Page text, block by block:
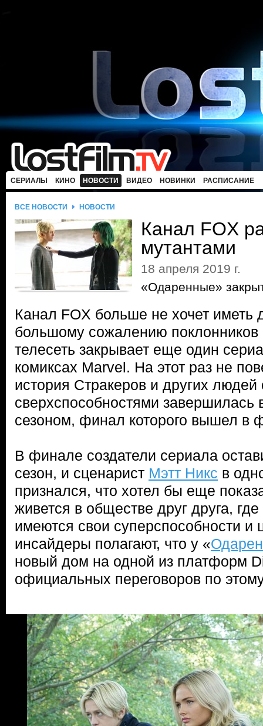
СЕРИАЛЫ КИНО НОВОСТИ ВИДЕО НОВИНКИ РАСПИСАНИЕ
ВСЕ НОВОСТИ НОВОСТИ
Канал FOX
мутантами
18 апреля 2019 г.
«Одаренные»
Канал FOX больше не хочет иметь
большому сожалению поклонников
телесеть закрывает еще один
комиксах Marvel. На этот раз не
история Стракеров и других людей
сверхспособностями завершилась
сезоном, финал которого вышел в
В финале создатели сериала
сезон, и сценарист Мэтт Никс в
признался, что хотел бы еще
живется в обществе друг друга,
имеются свои суперспособности и
инсайдеры полагают, что у «
новый дом на одной из платформ
официальных переговоров по